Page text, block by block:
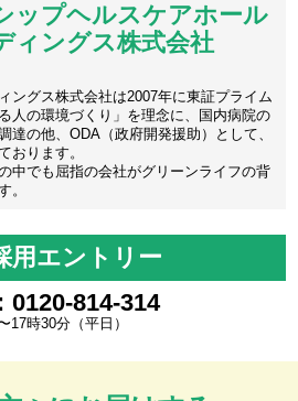
ップヘルスケアホール
ィングス株式会社
ングス株式会社は2007年に東証プライム
人の環境づくり」を理念に、国内病院の
達の他、ODA（政府開発援助）として、
おります。
中でも屈指の会社がグリーンライフの背
。
用エントリー
0120-814-314
17時30分（平日）